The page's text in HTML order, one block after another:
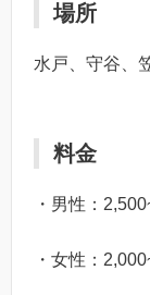
場所
水戸、守谷、
料金
・男性：
・女性：